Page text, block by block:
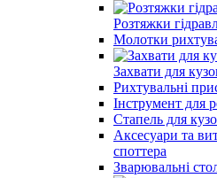
Розтяжки
Молотки
Захвати для
Рихтувальні
Інструмент для
Стапель для
Аксесуари та
споттера
Зварювальні